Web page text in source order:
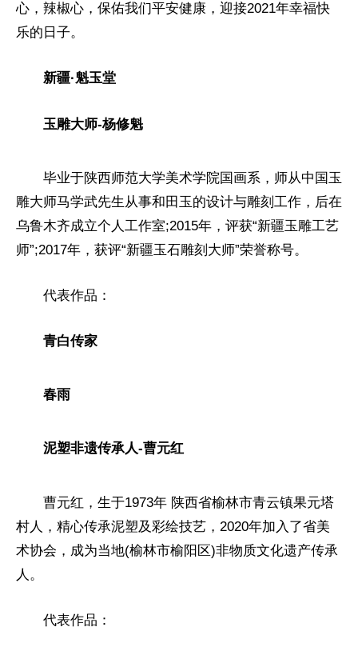
心，辣椒心，保佑我们平安健康，迎接2021年幸福快
乐的日子。
新疆·魁玉堂
玉雕大师-杨修魁
毕业于陕西师范大学美术学院国画系，师从中国玉
雕大师马学武先生从事和田玉的设计与雕刻工作，后在
乌鲁木齐成立个人工作室;2015年，评获“新疆玉雕工艺
师”;2017年，获评“新疆玉石雕刻大师”荣誉称号。
代表作品：
青白传家
春雨
泥塑非遗传承人-曹元红
曹元红，生于1973年 陕西省榆林市青云镇果元塔
村人，精心传承泥塑及彩绘技艺，2020年加入了省美
术协会 ，成为当地(榆林市榆阳区)非物质文化遗产传承
人。
代表作品：